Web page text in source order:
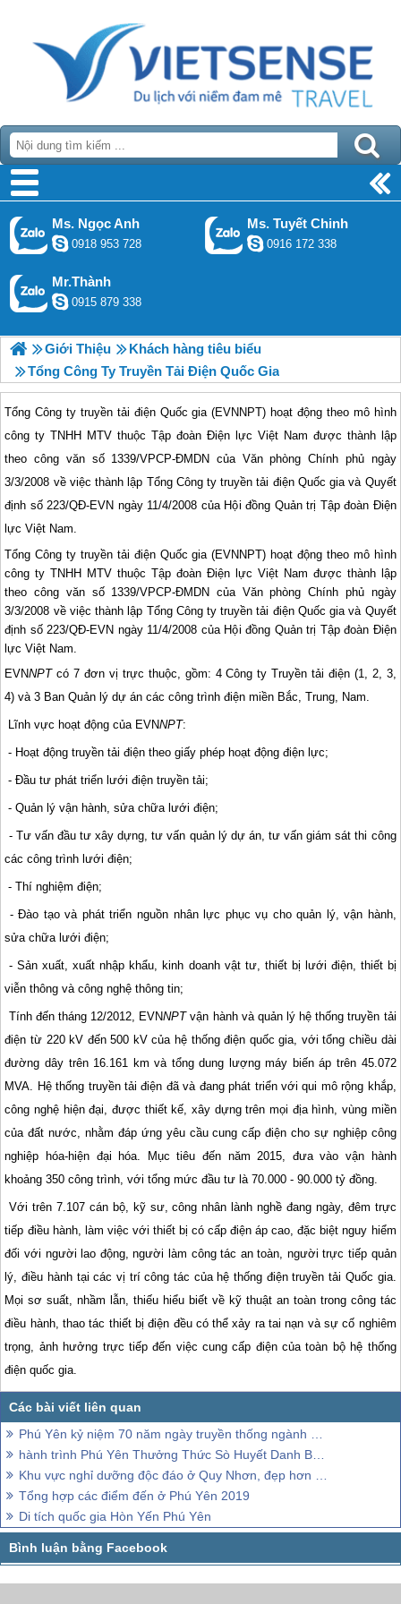
Ms. Ngọc Anh
0918 953 728
Ms. Tuyết Chinh
0916 172 338
Mr.Thành
0915 879 338
Giới Thiệu
Khách hàng tiêu biểu
Tổng Công Ty Truyền Tải Điện Quốc Gia
Tổng Công ty truyền tải điện Quốc gia (EVNNPT) hoạt động theo mô hình
công ty TNHH MTV thuộc Tập đoàn Điện lực Việt Nam được thành lập
theo công văn số 1339/VPCP-ĐMDN của Văn phòng Chính phủ ngày
3/3/2008 về việc thành lập Tổng Công ty truyền tải điện Quốc gia và Quyết
định số 223/QĐ-EVN ngày 11/4/2008 của Hội đồng Quản trị Tập đoàn Điện
lực Việt Nam.
Tổng Công ty truyền tải điện Quốc gia (EVNNPT) hoạt động theo mô hình
công ty TNHH MTV thuộc Tập đoàn Điện lực Việt Nam được thành lập
theo công văn số 1339/VPCP-ĐMDN của Văn phòng Chính phủ ngày
3/3/2008 về việc thành lập Tổng Công ty truyền tải điện Quốc gia và Quyết
định số 223/QĐ-EVN ngày 11/4/2008 của Hội đồng Quản trị Tập đoàn Điện
lực Việt Nam.
EVNNPTcó 7 đơn vị trực thuộc, gồm: 4 Công ty Truyền tải điện (1, 2, 3,
4) và 3 Ban Quản lý dự án các công trình điện miền Bắc, Trung, Nam.
Lĩnh vực hoạt động của EVNNPT:
- Hoạt động truyền tải điện theo giấy phép hoạt động điện lực;
- Đầu tư phát triển lưới điện truyền tải;
- Quản lý vận hành, sửa chữa lưới điện;
- Tư vấn đầu tư xây dựng, tư vấn quản lý dự án, tư vấn giám sát thi công
các công trình lưới điện;
- Thí nghiệm điện;
- Đào tạo và phát triển nguồn nhân lực phục vụ cho quản lý, vận hành,
sửa chữa lưới điện;
- Sản xuất, xuất nhập khẩu, kinh doanh vật tư, thiết bị lưới điện, thiết bị
viễn thông và công nghệ thông tin;
Tính đến tháng 12/2012, EVNNPTvận hành và quản lý hệ thống truyền tải
điện từ 220 kV đến 500 kV của hệ thống điện quốc gia, với tổng chiều dài
đường dây trên 16.161 km và tổng dung lượng máy biến áp trên 45.072
MVA. Hệ thống truyền tải điện đã và đang phát triển với qui mô rộng khắp,
công nghệ hiện đại, được thiết kế, xây dựng trên mọi địa hình, vùng miền
của đất nước, nhằm đáp ứng yêu cầu cung cấp điện cho sự nghiệp công
nghiệp hóa-hiện đại hóa. Mục tiêu đến năm 2015, đưa vào vận hành
khoảng 350 công trình, với tổng mức đầu tư là 70.000 - 90.000 tỷ đồng.
Với trên 7.107 cán bộ, kỹ sư, công nhân lành nghề đang ngày, đêm trực
tiếp điều hành, làm việc với thiết bị có cấp điện áp cao, đặc biệt nguy hiểm
đối với người lao động, người làm công tác an toàn, người trực tiếp quản
lý, điều hành tại các vị trí công tác của hệ thống điện truyền tải Quốc gia.
Mọi sơ suất, nhầm lẫn, thiếu hiểu biết về kỹ thuật an toàn trong công tác
điều hành, thao tác thiết bị điện đều có thể xảy ra tai nạn và sự cố nghiêm
trọng, ảnh hưởng trực tiếp đến việc cung cấp điện của toàn bộ hệ thống
điện quốc gia.
Phú Yên kỷ niệm 70 năm ngày truyền thống ngành Văn Hóa
hành trình Phú Yên Thưởng Thức Sò Huyết Danh Bất Hư Truyền Đầm Ô Loan
Khu vực nghỉ dưỡng độc đáo ở Quy Nhơn, đẹp hơn cả những gì xuất hiện trong truyện cổ tích,
Tổng hợp các điểm đến ở Phú Yên 2019
Di tích quốc gia Hòn Yến Phú Yên